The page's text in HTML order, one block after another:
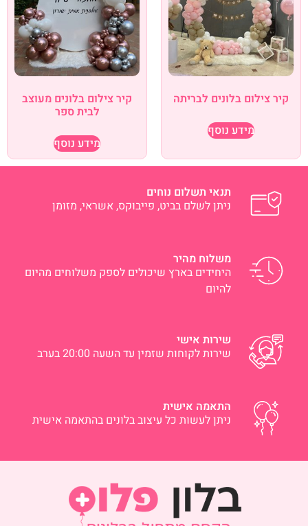
קיר צילום בלונים לבריתה
מידע נוסף
קיר צילום בלונים מעוצב
לבית ספר
מידע נוסף
תנאי תשלום נוחים
ניתן לשלם בביט, פייבוקס, אשראי, מזומן
משלוח מהיר
היחידים בארץ שיכולים לספק משלוחים מהיום
להיום
שירות אישי
שירות לקוחות שזמין עד השעה 20:00 בערב
התאמה אישית
ניתן לעשות כל עיצוב בלונים בהתאמה אישית